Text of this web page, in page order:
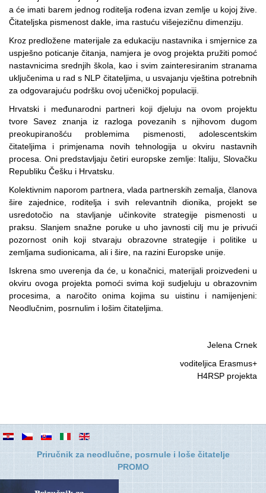
a će imati barem jednog roditelja rođena izvan zemlje u kojoj žive.
Čitateljska pismenost dakle, ima rastuću višejezičnu dimenziju.
Kroz predložene materijale za edukaciju nastavnika i smjernice za
uspješno poticanje čitanja, namjera je ovog projekta pružiti pomoć
nastavnicima srednjih škola, kao i svim zainteresiranim stranama
uključenima u rad s NLP čitateljima, u usvajanju vještina potrebnih
za odgovarajuću podršku ovoj učeničkoj populaciji.
Hrvatski i međunarodni partneri koji djeluju na ovom projektu
tvore Savez znanja iz razloga povezanih s njihovom dugom
preokupiranošću problemima pismenosti, adolescentskim
čitateljima i primjenama novih tehnologija u okviru nastavnih
procesa. Oni predstavljaju četiri europske zemlje: Italiju, Slovačku
Republiku Češku i Hrvatsku.
Kolektivnim naporom partnera, vlada partnerskih zemalja, članova
šire zajednice, roditelja i svih relevantnih dionika, projekt se
usredotočio na stavljanje učinkovite strategije pismenosti u
praksu. Slanjem snažne poruke u uho javnosti cilj mu je privući
pozornost onih koji stvaraju obrazovne strategije i politike u
zemljama sudionicama, ali i šire, na razini Europske unije.
Iskrena smo uverenja da će, u konačnici, materijali proizvedeni u
okviru ovoga projekta pomoći svima koji sudjeluju u obrazovnim
procesima, a naročito onima kojima su uistinu i namijenjeni:
Neodlučnim, posrnulim i lošim čitateljima.
Jelena Crnek
voditeljica Erasmus+
H4RSP projekta
Priručnik za neodlučne, posrnule i loše čitatelje
PROMO